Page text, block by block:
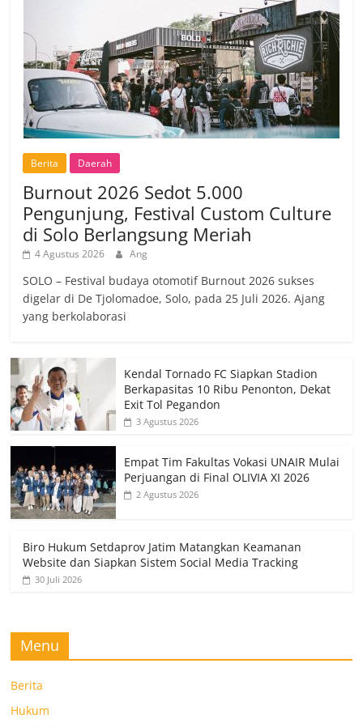
Berita Daerah
Burnout 2026 Sedot 5.000
Pengunjung, Festival Custom Culture
di Solo Berlangsung Meriah
4 Agustus 2026 Ang
SOLO – Festival budaya otomotif Burnout 2026 sukses
digelar di De Tjolomadoe, Solo, pada 25 Juli 2026. Ajang
yang berkolaborasi
Kendal Tornado FC Siapkan Stadion
Berkapasitas 10 Ribu Penonton, Dekat
Exit Tol Pegandon
3 Agustus 2026
Empat Tim Fakultas Vokasi UNAIR Mulai
Perjuangan di Final OLIVIA XI 2026
2 Agustus 2026
Biro Hukum Setdaprov Jatim Matangkan Keamanan
Website dan Siapkan Sistem Social Media Tracking
30 Juli 2026
Menu
Berita
Hukum